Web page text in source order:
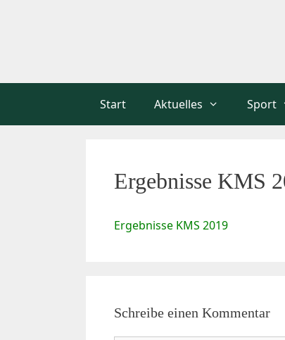
Start Aktuelles Sport
Ergebnisse KMS
Ergebnisse KMS 2019
Schreibe einen Kommentar